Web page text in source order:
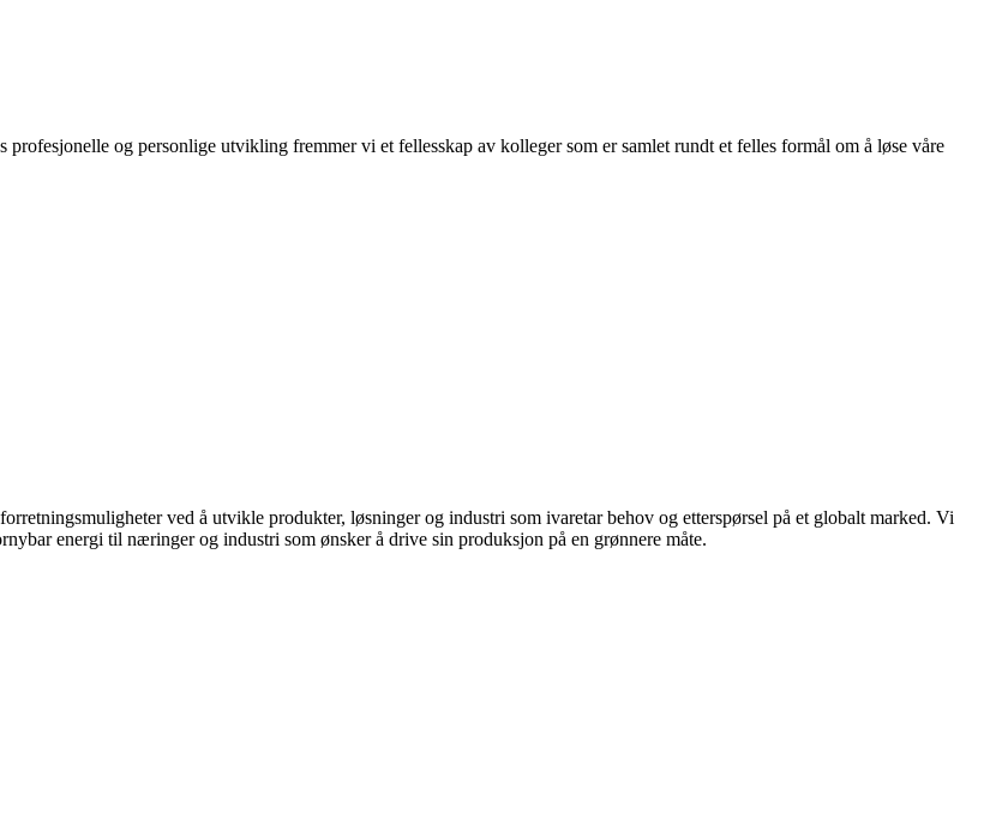
og personlige utvikling fremmer vi et fellesskap av kolleger som er samlet rundt et felles formål om å løse våre
ved å utvikle produkter, løsninger og industri som ivaretar behov og etterspørsel på et globalt marked. Vi
energi til næringer og industri som ønsker å drive sin produksjon på en grønnere måte.